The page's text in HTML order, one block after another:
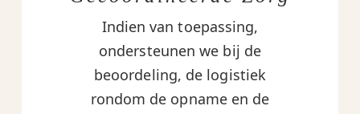
Indien van toepassing,
ondersteunen we bij de
beoordeling, de logistiek
rondom de opname en de